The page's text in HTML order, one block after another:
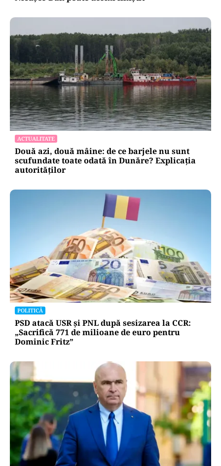
ACTUALITATE
Două azi, două mâine: de ce barjele nu sunt
scufundate toate odată în Dunăre? Explicația
autorităților
POLITICĂ
PSD atacă USR și PNL după sesizarea la CCR:
„Sacrifică 771 de milioane de euro pentru
Dominic Fritz”